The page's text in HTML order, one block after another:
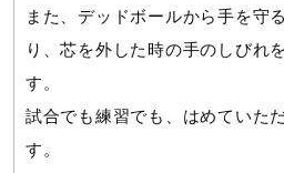
発売シーズン
2026年春夏
また、デッドボールから手を守
り、芯を外した時の手のしびれ
す。
試合でも練習でも、はめていた
す。